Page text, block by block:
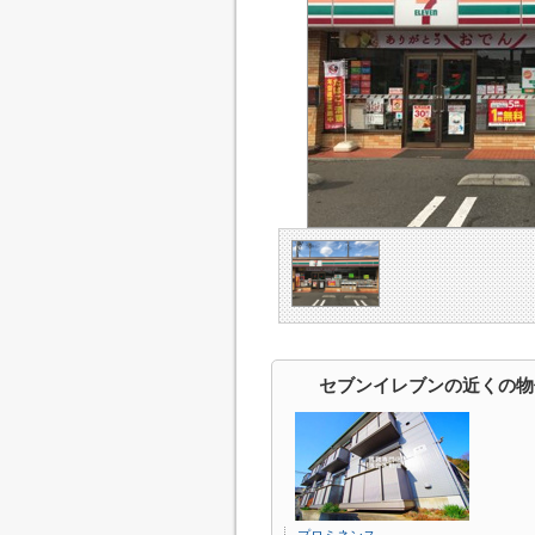
セブンイレブンの近くの